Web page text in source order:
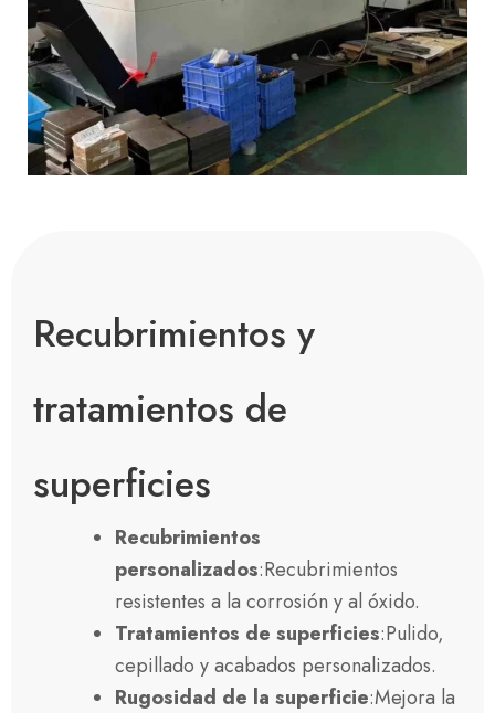
Recubrimientos y
tratamientos de
superficies
Recubrimientos
personalizados:Recubrimientos
resistentes a la corrosión y al óxido.
Tratamientos de superficies:Pulido,
cepillado y acabados personalizados.
Rugosidad de la superficie:Mejora la